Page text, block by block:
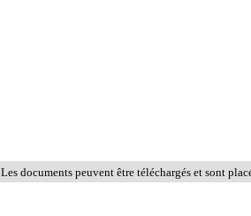
Les documents peuvent être téléchargés et sont